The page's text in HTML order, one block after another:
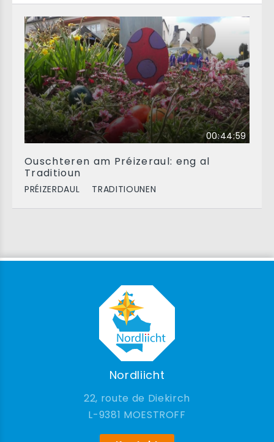
00:44:59
Ouschteren am Préizeraul: eng al
Traditioun
PRÉIZERDAUL TRADITIOUNEN
Nordliicht
22, route de Diekirch
9381 MOESTROFF